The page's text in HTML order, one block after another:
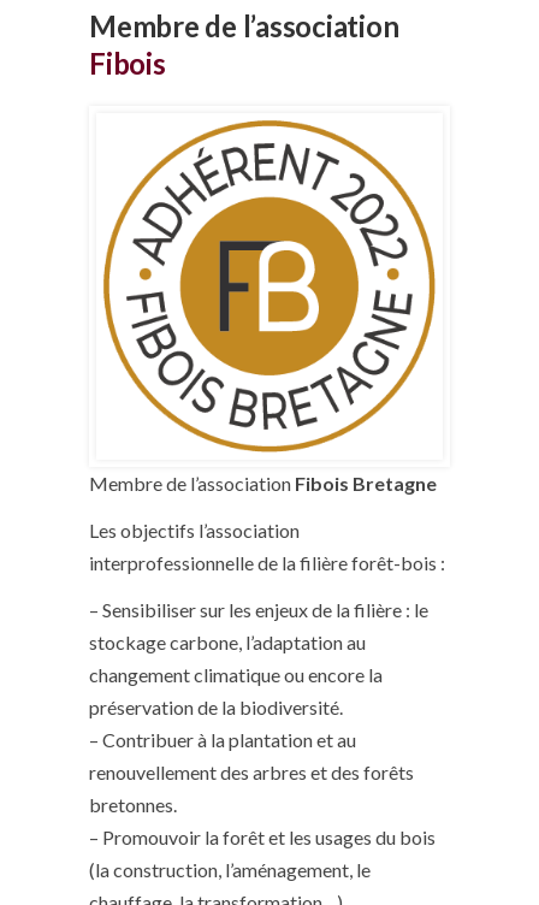
Membre de l’association
Fibois
Membre de l’association Fibois Bretagne
Les objectifs l’association
interprofessionnelle de la filière forêt-bois :
– Sensibiliser sur les enjeux de la filière : le
stockage carbone, l’adaptation au
changement climatique ou encore la
préservation de la biodiversité.
– Contribuer à la plantation et au
renouvellement des arbres et des forêts
bretonnes.
– Promouvoir la forêt et les usages du bois
(la construction, l’aménagement, le